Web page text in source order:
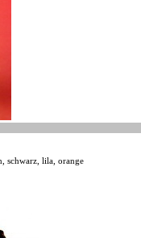
schwarz, lila, orange